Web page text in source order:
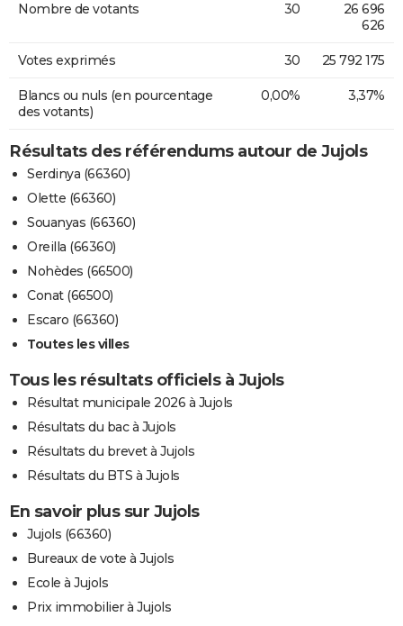
Nombre de votants 30
26 696
626
Votes exprimés 30 25 792 175
Blancs ou nuls (en pourcentage
des votants)
0,00% 3,37%
Résultats des référendums autour de Jujols
Serdinya (66360)
Olette (66360)
Souanyas (66360)
Oreilla (66360)
Nohèdes (66500)
Conat (66500)
Escaro (66360)
Toutes les villes
Tous les résultats officiels à Jujols
Résultat municipale 2026 à Jujols
Résultats du bac à Jujols
Résultats du brevet à Jujols
Résultats du BTS à Jujols
En savoir plus sur Jujols
Jujols (66360)
Bureaux de vote à Jujols
Ecole à Jujols
Prix immobilier à Jujols